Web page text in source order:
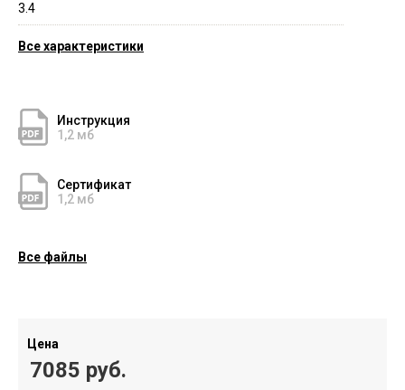
3.4
Все характеристики
Инструкция
1,2 мб
Сертификат
1,2 мб
Все файлы
Цена
7085 руб.